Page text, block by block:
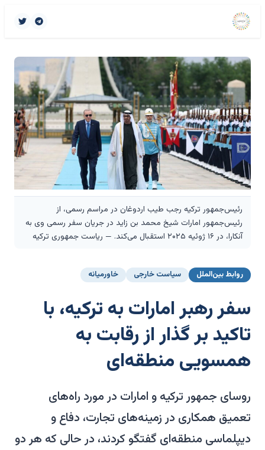
رئیس‌جمهور ترکیه رجب طیب اردوغان در مراسم رسمی، از
رئیس‌جمهور امارات شیخ محمد بن زاید در جریان سفر رسمی وی به
آنکارا، در ۱۶ ژوئیه ۲۰۲۵ استقبال می‌کند. — ریاست جمهوری ترکیه
روابط بین‌الملل سیاست خارجی خاورمیانه
سفر رهبر امارات به ترکیه، با
تاکید بر گذار از رقابت به
همسویی منطقه‌ای
روسای جمهور ترکیه و امارات در مورد راه‌های
تعمیق همکاری در زمینه‌های تجارت، دفاع و
دیپلماسی منطقه‌ای گفتگو کردند، در حالی که هر دو